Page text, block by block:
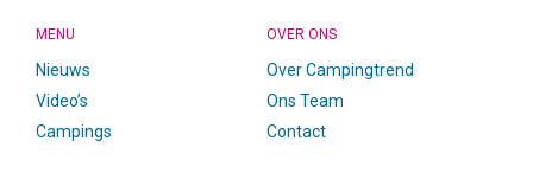
MENU
Nieuws
Video’s
Campings
OVER ONS
Over Campingtrend
Ons Team
Contact